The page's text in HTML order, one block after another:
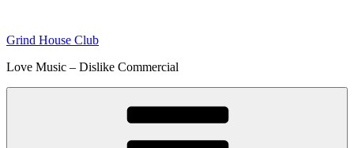
content
Grind House Club
Love Music – Dislike Commercial